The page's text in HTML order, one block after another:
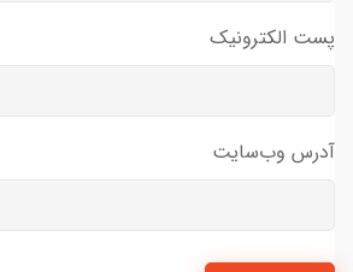
پست الکترونیک
آدرس وب‌سایت